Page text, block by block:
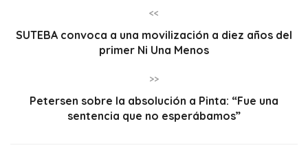
<<
SUTEBA convoca a una movilización a diez años del
primer Ni Una Menos
>>
Petersen sobre la absolución a Pinta: “Fue una
sentencia que no esperábamos”